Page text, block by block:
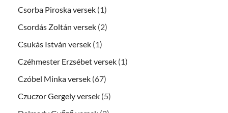
Csorba Piroska versek (1)
Csordás Zoltán versek (2)
Csukás István versek (1)
Czéhmester Erzsébet versek (1)
Czóbel Minka versek (67)
Czuczor Gergely versek (5)